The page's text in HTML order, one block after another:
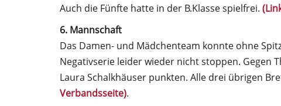
Auch die Fünfte hatte in der B.Klasse spielfrei.
6. Mannschaft
Das Damen- und Mädchenteam konnte ohne
Negativserie leider wieder nicht stoppen. Gegen
Laura Schalkhäuser punkten. Alle drei übrigen
Verbandsseite).